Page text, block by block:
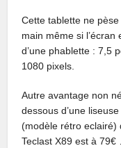
Cette tablette ne
main même si
d’une phablette : 7,5
1080 pixels.
Autre avantage non
dessous d’une liseuse
(modèle rétro eclairé)
Teclast X89 est à